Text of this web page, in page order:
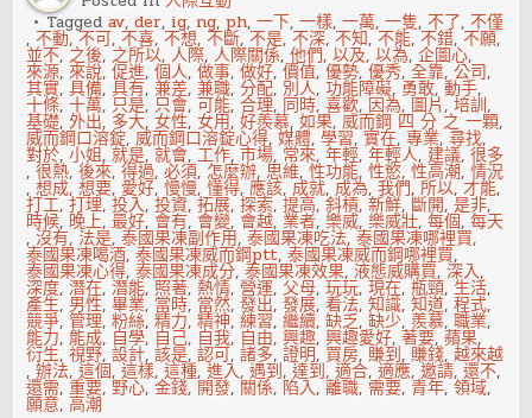
Taggedav,der, ig, ng, ph,一下,一樣,一萬,一隻,不了,不僅
,不動,不可,不喜,不想,不斷,不是,不深,不知,不能,不錯,不願,
並不, 之後, 之所以,人際,人際關係,他們,以及,以為,企圖心,
來源,來說,促進,個人,做事,做好,價值,優勢,優秀,全靠,公司,
其實,具備,具有,兼差,兼職,分配, 別人,功能障礙, 勇敢,動手,
十條,十萬, 只是, 只會,可能,合理, 同時,喜歡, 因為, 圖片,培訓,
基礎,外出, 多大,女性,女用,好羨慕,如果,威而鋼 四 分 之 一顆,
威而鋼口溶錠,威而鋼口溶錠心得,媒體,學習,實在,專業,尋找,
對於,小姐,就是,就會,工作,市場, 常來,年輕,年輕人, 建議,很多
,很熱,後來,得過,必須, 怎麼辦, 思維,性功能,性慾,性高潮,情況
,想成,想要, 愛好,慢慢,懂得,應該, 成就, 成為,我們,所以,才能,
打工,打理,投入,投資,拓展,探索,提高,斜槓,新鮮, 斷開,是非,
時候, 晚上,最好, 會有, 會變, 會越, 業者,樂威,樂威壯,每個,每天
,沒有, 法是,泰國果凍副作用,泰國果凍吃法,泰國果凍哪裡買,
泰國果凍喝酒,泰國果凍威而鋼ptt,泰國果凍威而鋼哪裡買,
泰國果凍心得,泰國果凍成分,泰國果凍效果,液態威購買,深入,
深度,潛在,潛能, 照著,熱情,營運,父母,玩玩,現在,瓶頸,生活,
產生, 男性,畢業, 當時, 當然,發出,發展,看法,知識,知道,程式,
競爭,管理,粉絲,精力,精神,練習,繼續,缺乏,缺少,羨慕,職業,
能力, 能成, 自學, 自己, 自我, 自由,興趣,興趣愛好,著要,蘋果,
衍生,視野,設計,該是,認可,諸多,證明, 買房, 賺到, 賺錢,越來越
,辦法,這個,這樣,這種,進入,遇到,達到,適合,適應,邀請,還不,
還需,重要,野心,金錢, 開發, 關係, 陷入,離職, 需要,青年,領域,
願意,高潮